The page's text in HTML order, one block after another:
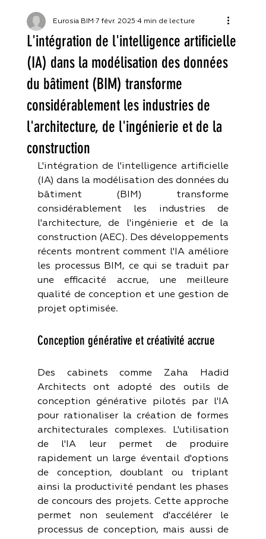
L'intégration de l'intelligence artificielle
(IA) dans la modélisation des données
du bâtiment (BIM) transforme
considérablement les industries de
l'architecture, de l'ingénierie et de la
construction
Eurosia BIM 7 févr. 2025 4 min de lecture
L'intégration de l'intelligence artificielle
(IA) dans la modélisation des données du
bâtiment (BIM) transforme
considérablement les industries de
l'architecture, de l'ingénierie et de la
construction (AEC). Des développements
récents montrent comment l'IA améliore
les processus BIM, ce qui se traduit par
une efficacité accrue, une meilleure
qualité de conception et une gestion de
projet optimisée.
Conception générative et créativité accrue
Des cabinets comme Zaha Hadid
Architects ont adopté des outils de
conception générative pilotés par l'IA
pour rationaliser la création de formes
architecturales complexes. L'utilisation
de l'IA leur permet de produire
rapidement un large éventail d'options
de conception, doublant ou triplant
ainsi la productivité pendant les phases
de concours des projets. Cette approche
permet non seulement d'accélérer le
processus de conception, mais aussi de